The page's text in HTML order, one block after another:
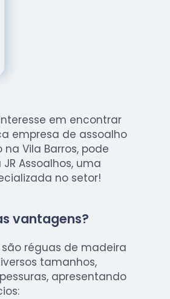
em encontrar
empresa de assoalho
Vila Barros, pode
Assoalhos, uma
no setor!
vantagens?
são réguas de madeira
tamanhos,
apresentando